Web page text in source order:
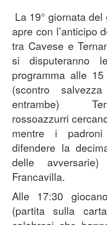
La 19° giornata
apre con l’anticipo
tra Cavese e
si disputeranno
programma alle
(scontro
entrambe)
rossoazzurri
mentre i
difendere la
delle avversarie)
Francavilla.
Alle 17:30
(partita sulla